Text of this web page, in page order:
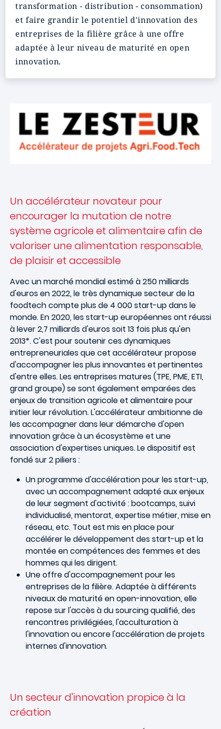
transformation - distribution - consommation)
et faire grandir le potentiel d'innovation des
entreprises de la filière grâce à une offre
adaptée à leur niveau de maturité en open
innovation.
Un accélérateur novateur pour
encourager la mutation de notre
système agricole et alimentaire afin de
valoriser une alimentation responsable,
de plaisir et accessible
Avec un marché mondial estimé à 250 milliards
d'euros en 2022, le très dynamique secteur de la
foodtech compte plus de 4 000 start-up dans le
monde. En 2020, les start-up européennes ont réussi
à lever 2,7 milliards d'euros soit 13 fois plus qu'en
2013*. C'est pour soutenir ces dynamiques
entrepreneuriales que cet accélérateur propose
d'accompagner les plus innovantes et pertinentes
d'entre elles. Les entreprises matures (TPE, PME, ETI,
grand groupe) se sont également emparées des
enjeux de transition agricole et alimentaire pour
initier leur révolution. L'accélérateur ambitionne de
les accompagner dans leur démarche d'open
innovation grâce à un écosystème et une
association d'expertises uniques. Le dispositif est
fondé sur 2 piliers :
Un programme d'accélération pour les start-up,
avec un accompagnement adapté aux enjeux
de leur segment d'activité : bootcamps, suivi
individualisé, mentorat, expertise métier, mise en
réseau, etc. Tout est mis en place pour
accélérer le développement des start-up et la
montée en compétences des femmes et des
hommes qui les dirigent.
Une offre d'accompagnement pour les
entreprises de la filière. Adaptée à différents
niveaux de maturité en open-innovation, elle
repose sur l'accès à du sourcing qualifié, des
rencontres privilégiées, l'acculturation à
l'innovation ou encore l'accélération de projets
internes d'innovation.
Un secteur d'innovation propice à la
création